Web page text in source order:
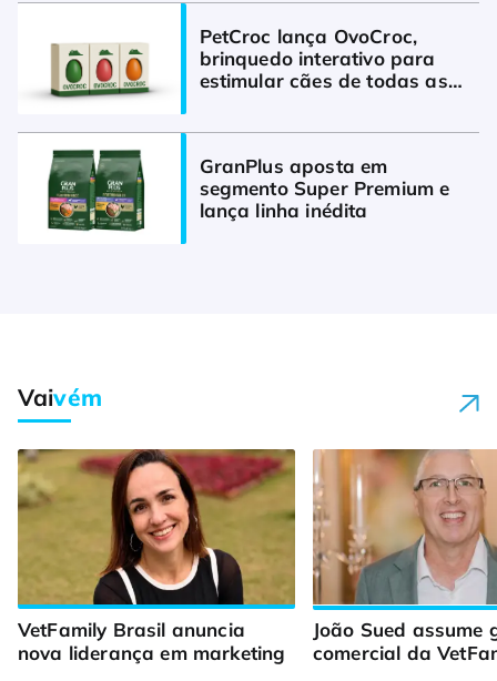
PetCroc lança OvoCroc,
brinquedo interativo para
estimular cães de todas as
GranPlus aposta em
segmento Super Premium e
lança linha inédita
Vaivém
VetFamily Brasil anuncia
nova liderança em marketing
João Sued assume
comercial da